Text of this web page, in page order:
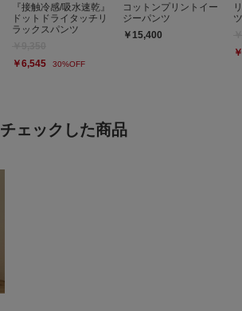
『接触冷感/吸水速乾』
ドットドライタッチリ
ラックスパンツ
￥6,545
30%OFF
コットンプリントイー
ジーパンツ
￥15,400
ツ
チェックした商品